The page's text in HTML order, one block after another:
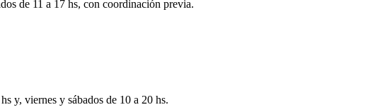
de 11 a 17 hs, con coordinación previa.
y, viernes y sábados de 10 a 20 hs.